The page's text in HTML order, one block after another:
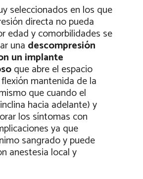
seleccionados en los que
directa no pueda
edad y comorbilidades se
una descompresión
un implante
que abre el espacio
mantenida de la
que cuando el
hacia adelante) y
los síntomas con
ya que
sangrado y puede
anestesia local y